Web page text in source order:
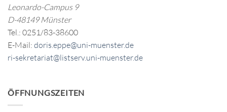
Leonardo-Campus 9
D-48149 Münster
Tel.: 0251/83-38600
E-Mail: doris.eppe@uni-muenster.de
ri-sekretariat@listserv.uni-muenster.de
ÖFFNUNGSZEITEN